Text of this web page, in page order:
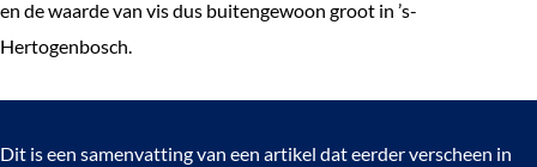
en de waarde van vis dus buitengewoon groot in ’s-
Hertogenbosch.
Dit is een samenvatting van een artikel dat eerder verscheen in